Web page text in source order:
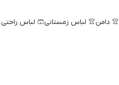
👚 دامن👚 لباس زمستانی🩳 لباس راحتی